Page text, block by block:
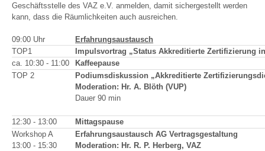
Geschäftsstelle des VAZ e.V. anmelden, damit sichergestellt werden
kann, dass die Räumlichkeiten auch ausreichen.
09:00 Uhr
Erfahrungsaustausch
TOP1
Impulsvortrag „Status Akkreditierte Zertifizierung
ca. 10:30 - 11:00
Kaffeepause
TOP 2
Podiumsdiskussion „Akkreditierte
Moderation: Hr. A. Blöth (VUP)
Dauer 90 min
12:30 - 13:00
Mittagspause
Workshop A
13:00 - 15:30
Erfahrungsaustausch AG Vertragsgestaltung
Moderation: Hr. R. P. Herberg, VAZ